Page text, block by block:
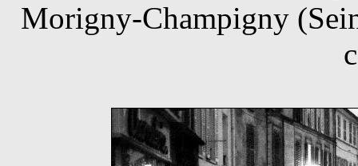
Morigny-Champigny